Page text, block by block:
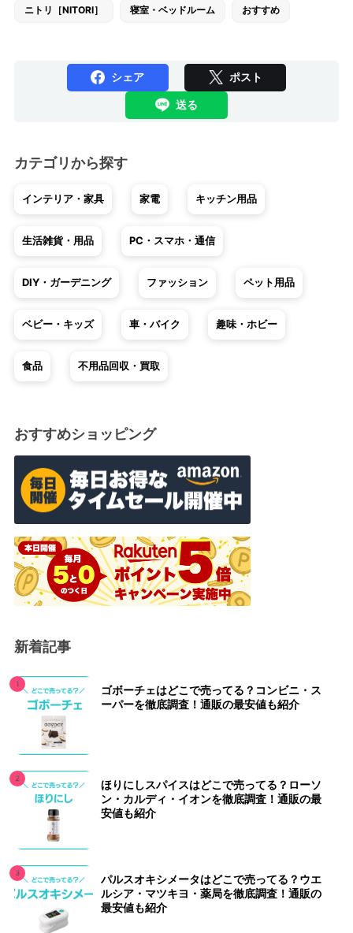
ニトリ［NITORI］ 寝室・ベッドルーム おすすめ
シェア ポスト
送る
カテゴリから探す
インテリア・家具 家電 キッチン用品
生活雑貨・用品 PC・スマホ・通信
DIY・ガーデニング ファッション ペット用品
ベビー・キッズ 車・バイク 趣味・ホビー
食品 不用品回収・買取
おすすめショッピング
新着記事
ゴボーチェはどこで売ってる？コンビニ・ス
ーパーを徹底調査！通販の最安値も紹介
ほりにしスパイスはどこで売ってる？ローソ
ン・カルディ・イオンを徹底調査！通販の最
安値も紹介
パルスオキシメータはどこで売ってる？ウエ
ルシア・マツキヨ・薬局を徹底調査！通販の
最安値も紹介